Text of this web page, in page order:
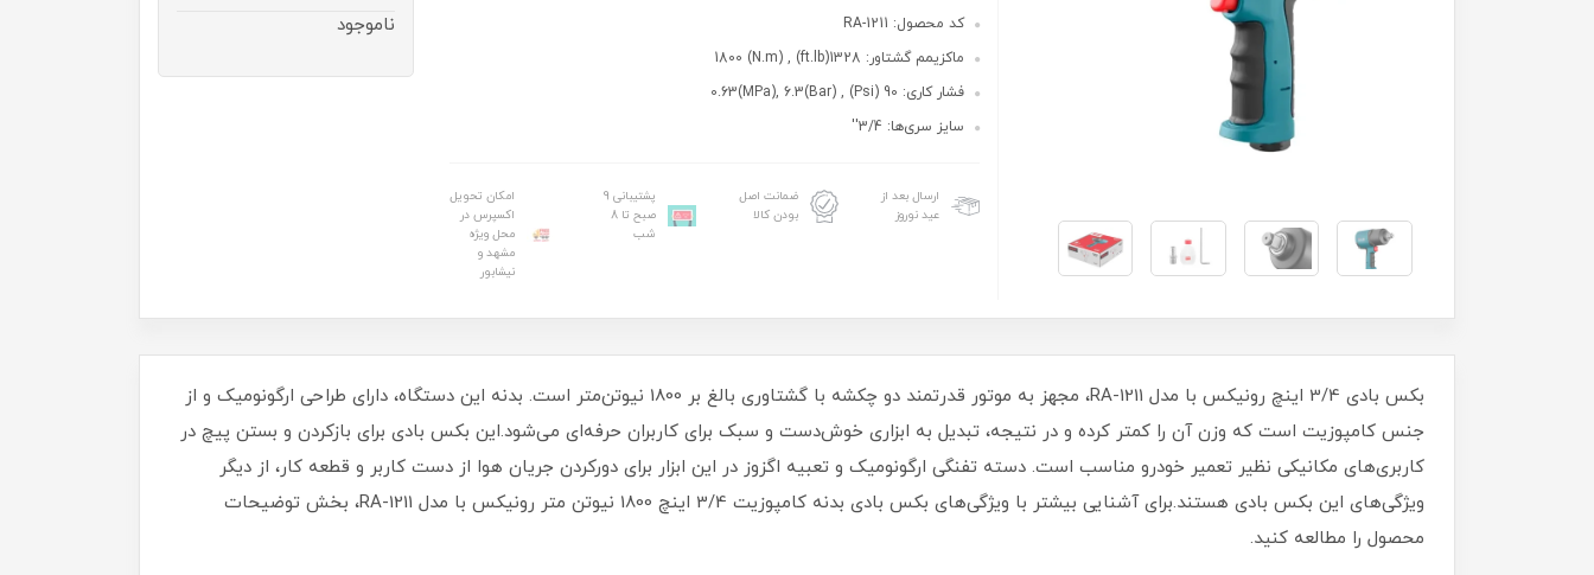
کد محصول: RA-1211
ماکزیمم گشتاور: 1328(ft.lb) , 1800 (N.m)
فشار کاری: 90 (Psi) , 0.63(MPa), 6.3(Bar)
سایز سری‌ها: 3/4''
ارسال بعد از
عید نوروز
ضمانت اصل
بودن کالا
پشتیبانی 9
صبح تا 8
شب
امکان تحویل
اکسپرس در
محل ویژه
مشهد و
نیشابور
ناموجود
بکس بادی 3/4 اینچ رونیکس با مدل RA-1211، مجهز به موتور قدرتمند دو چکشه با گشتاوری بالغ بر 1800 نیوتن‌متر است. بدنه‌ این دستگاه، دارای طراحی ارگونومیک و از
جنس کامپوزیت است که وزن آن را کمتر کرده و در نتیجه، تبدیل به ابزاری خوش‌دست و سبک برای کاربران حرفه‌ای می‌شود.این بکس بادی برای بازکردن و بستن پیچ در
کاربری‌های مکانیکی نظیر تعمیر خودرو مناسب است. دسته تفنگی ارگونومیک و تعبیه‌ اگزوز در این ابزار برای دورکردن جریان هوا از دست کاربر و قطعه کار، از دیگر
ویژگی‌های این بکس بادی هستند.برای آشنایی بیشتر با ویژگی‌های بکس بادی بدنه کامپوزیت 3/4 اینچ 1800 نیوتن متر رونیکس با مدل RA-1211، بخش توضیحات
محصول را مطالعه کنید.